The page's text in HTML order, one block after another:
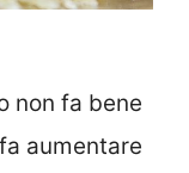
non fa bene
aumentare